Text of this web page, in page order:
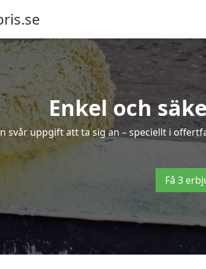
Enkel och
svår uppgift att ta sig an – speciellt i
Få 3